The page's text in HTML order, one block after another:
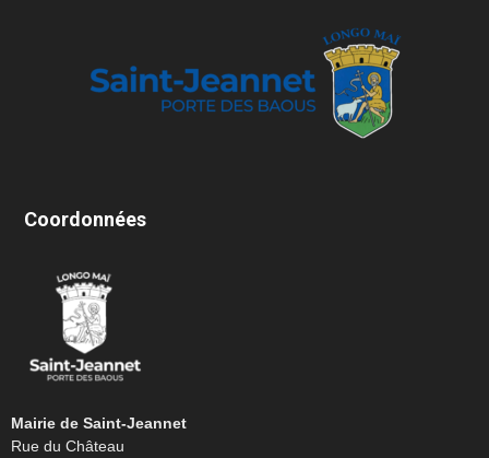
Coordonnées
Mairie de Saint-Jeannet
Rue du Château